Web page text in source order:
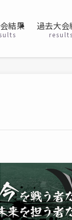
結果 過去大会
results